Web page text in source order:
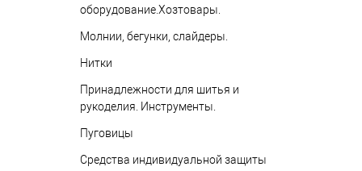
оборудование.Хозтовары.
Молнии, бегунки, слайдеры.
Нитки
Принадлежности для шитья и
рукоделия. Инструменты.
Пуговицы
Средства индивидуальной защиты